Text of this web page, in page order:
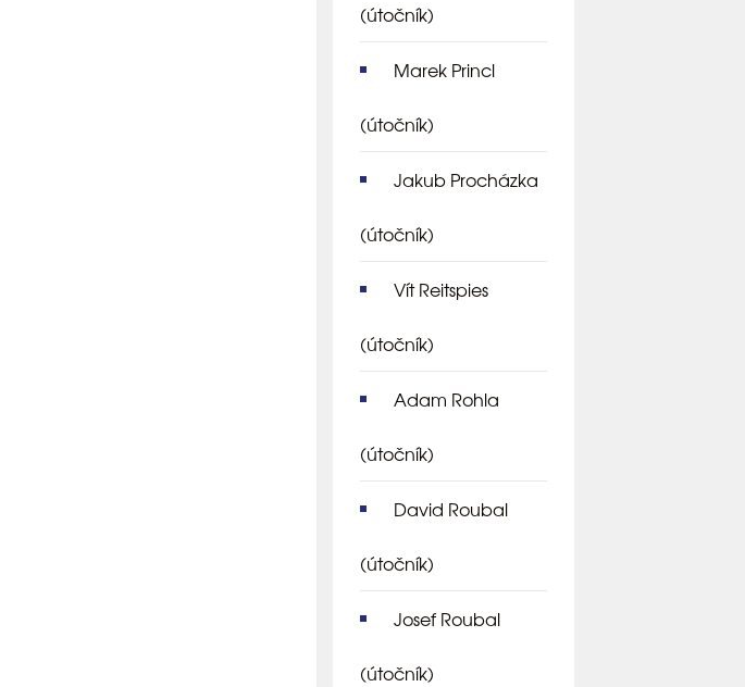
(útočník)
Marek Princl
(útočník)
Jakub Procházka
(útočník)
Vít Reitspies
(útočník)
Adam Rohla
(útočník)
David Roubal
(útočník)
Josef Roubal
(útočník)